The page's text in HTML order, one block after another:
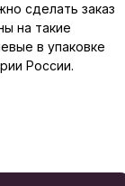
сделать заказ
на такие
в упаковке
России.